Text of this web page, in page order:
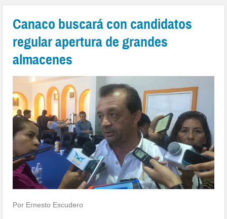
Canaco buscará con candidatos
regular apertura de grandes
almacenes
Por Ernesto Escudero